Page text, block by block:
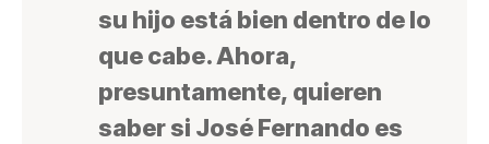
su hijo está bien dentro de lo
que cabe. Ahora,
presuntamente, quieren
saber si José Fernando es